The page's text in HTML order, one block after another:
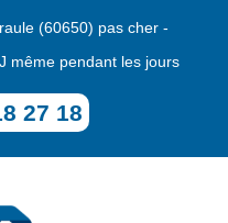
(60650) pas cher -
même pendant les jours
27 18